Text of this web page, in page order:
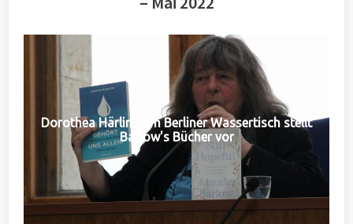
Dorothea Härlin vom Berliner Wassertisch stellt
Barlow's Bücher vor